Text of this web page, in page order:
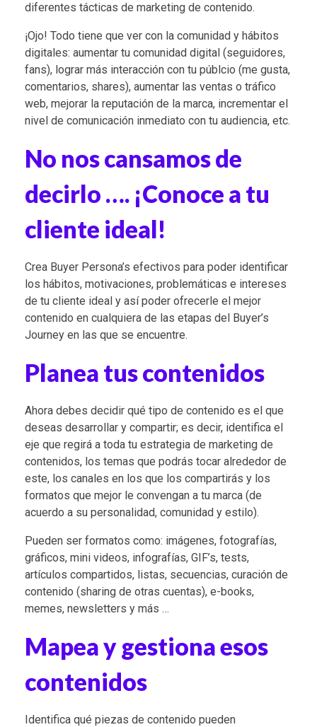
diferentes tácticas de marketing de contenido.
¡Ojo! Todo tiene que ver con la comunidad y hábitos
digitales: aumentar tu comunidad digital (seguidores,
fans), lograr más interacción con tu públcio (me gusta,
comentarios, shares), aumentar las ventas o tráfico
web, mejorar la reputación de la marca, incrementar el
nivel de comunicación inmediato con tu audiencia, etc.
No nos cansamos de
decirlo …. ¡Conoce a tu
cliente ideal!
Crea Buyer Persona’s efectivos para poder identificar
los hábitos, motivaciones, problemáticas e intereses
de tu cliente ideal y así poder ofrecerle el mejor
contenido en cualquiera de las etapas del Buyer’s
Journey en las que se encuentre.
Planea tus contenidos
Ahora debes decidir qué tipo de contenido es el que
deseas desarrollar y compartir; es decir, identifica el
eje que regirá a toda tu estrategia de marketing de
contenidos, los temas que podrás tocar alrededor de
este, los canales en los que los compartirás y los
formatos que mejor le convengan a tu marca (de
acuerdo a su personalidad, comunidad y estilo).
Pueden ser formatos como: imágenes, fotografías,
gráficos, mini videos, infografías, GIF’s, tests,
artículos compartidos, listas, secuencias, curación de
contenido (sharing de otras cuentas), e-books,
memes, newsletters y más …
Mapea y gestiona esos
contenidos
Identifica qué piezas de contenido pueden